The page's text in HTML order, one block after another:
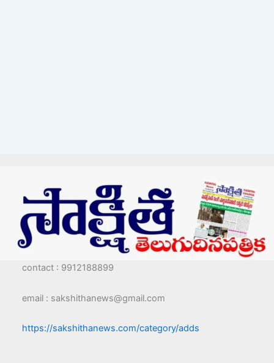
contact : 9912188899
email : sakshithanews@gmail.com
https://sakshithanews.com/category/adds